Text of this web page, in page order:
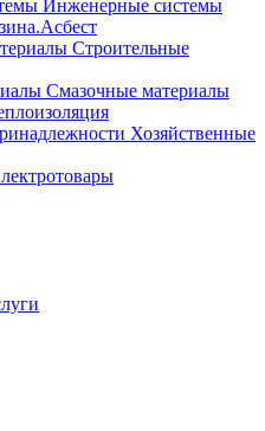
Инженерные системы
Строительные
Смазочные материалы
Хозяйственные